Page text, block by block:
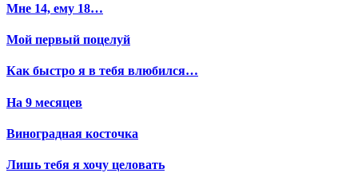
Мне 14, ему 18…
Мой первый поцелуй
Как быстро я в тебя влюбился…
На 9 месяцев
Виноградная косточка
Лишь тебя я хочу целовать